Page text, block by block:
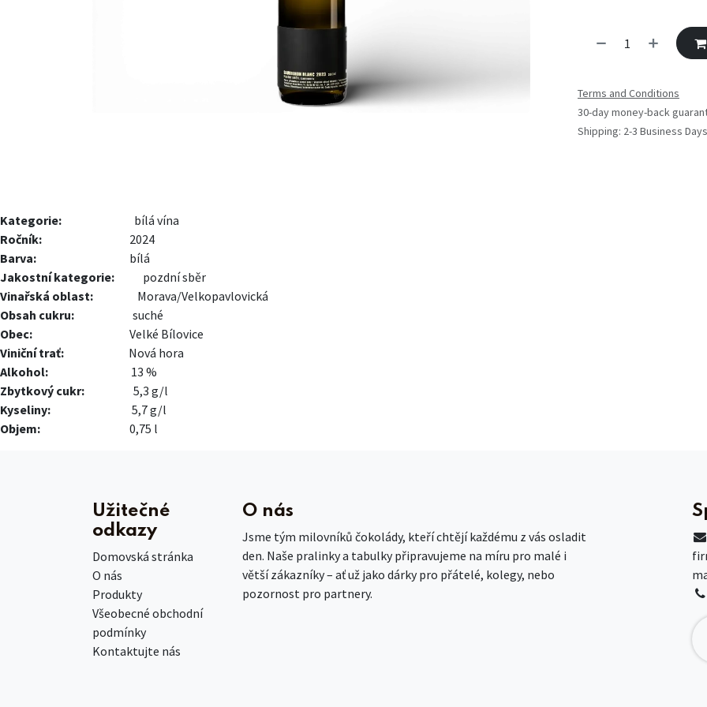
Terms and Conditions
30-day money-back
Shipping: 2-3 Business Days
Kategorie:
bílá vína
Ročník:
2024
Barva:
​bílá
Jakostní kategorie:
pozdní sběr
Vinařská oblast:
Morava/Velkopavlovická
Obsah cukru:
suché
Obec:
Velké Bílovice
Viniční trať:
Nová hora
Alkohol:
13 %
Zbytkový cukr:
5,3 g/l
Kyseliny:
5,7 g/l​
Objem:
0,75 l
Užitečné
odkazy
Domovská stránka
O nás
Produkty
Všeobecné obchodní
podmínky
Kontaktujte nás
O nás
Jsme tým milovníků čokolády, kteří chtějí každému z vás osladit
den. Naše pralinky a tabulky připravujeme na míru pro malé i
větší zákazníky – ať už jako dárky pro přátelé, kolegy, nebo
pozornost pro partnery.